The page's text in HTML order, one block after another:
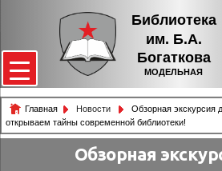
Библиотека
им. Б.А.
Богаткова
МОДЕЛЬНАЯ
Главная Новости
Обзорная экскурсия
открываем тайны современной библиотеки!
Обзорная